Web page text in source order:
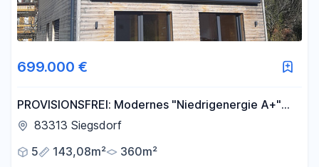
699.000 €
PROVISIONSFREI: Modernes "Niedrigenergie A+"
Holzhaus auf Erbpachtgrundstück im schönen
83313 Siegsdorf
5
143,08m² 360m²